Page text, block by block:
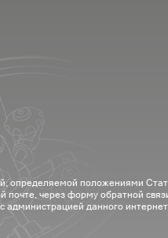
определяемой положениями
через форму обратной
данного